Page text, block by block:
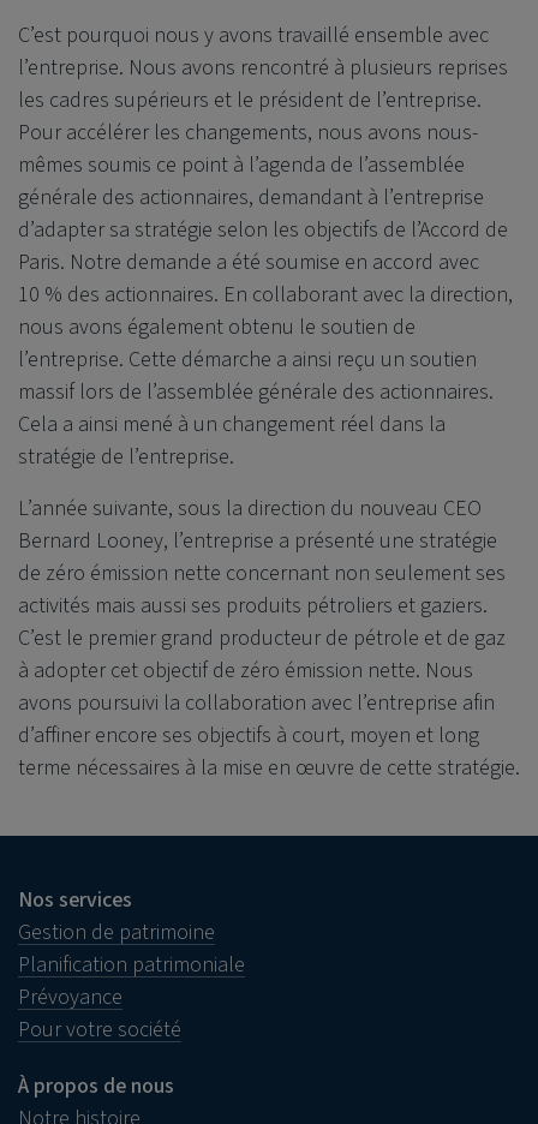
C’est pourquoi nous y avons travaillé ensemble avec
l’entreprise. Nous avons rencontré à plusieurs reprises
les cadres supérieurs et le président de l’entreprise.
Pour accélérer les changements, nous avons nous-
mêmes soumis ce point à l’agenda de l’assemblée
générale des actionnaires, demandant à l’entreprise
d’adapter sa stratégie selon les objectifs de l’Accord de
Paris. Notre demande a été soumise en accord avec
10 % des actionnaires. En collaborant avec la direction,
nous avons également obtenu le soutien de
l’entreprise. Cette démarche a ainsi reçu un soutien
massif lors de l’assemblée générale des actionnaires.
Cela a ainsi mené à un changement réel dans la
stratégie de l’entreprise.
L’année suivante, sous la direction du nouveau CEO
Bernard Looney, l’entreprise a présenté une stratégie
de zéro émission nette concernant non seulement ses
activités mais aussi ses produits pétroliers et gaziers.
C’est le premier grand producteur de pétrole et de gaz
à adopter cet objectif de zéro émission nette. Nous
avons poursuivi la collaboration avec l’entreprise afin
d’affiner encore ses objectifs à court, moyen et long
terme nécessaires à la mise en œuvre de cette stratégie.
Nos services
Gestion de patrimoine
Planification patrimoniale
Prévoyance
Pour votre société
À propos de nous